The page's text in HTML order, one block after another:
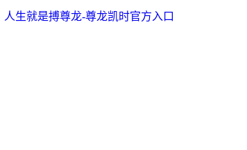
人生就是搏尊龙-尊龙凯时官方入口